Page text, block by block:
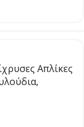
Απλίκες